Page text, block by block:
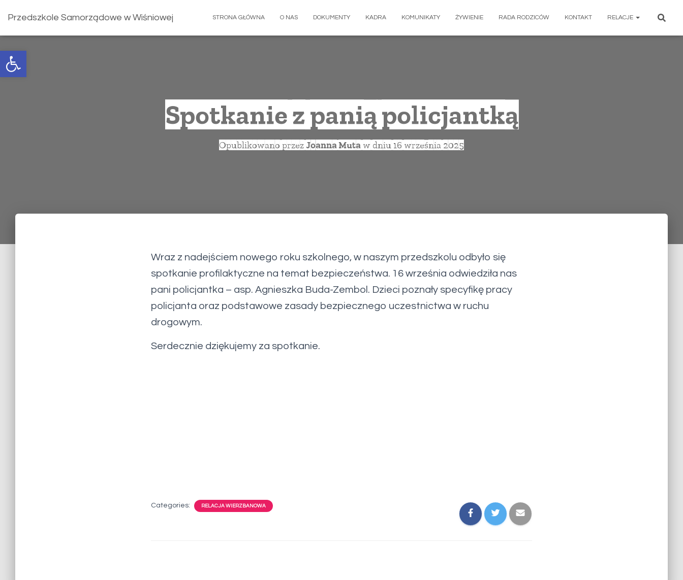
Przedszkole Samorządowe w Wiśniowej STRONA GŁÓWNA O NAS DOKUMENTY KADRA KOMUNIKATY ŻYWIENIE RADA RODZICÓW KONTAKT RELACJE
Spotkanie z panią policjantką
Opublikowano przez Joanna Muta w dniu 16 września 2025
Wraz z nadejściem nowego roku szkolnego, w naszym przedszkolu odbyło się
spotkanie profilaktyczne na temat bezpieczeństwa. 16 września odwiedziła nas
pani policjantka – asp. Agnieszka Buda-Zembol. Dzieci poznały specyfikę pracy
policjanta oraz podstawowe zasady bezpiecznego uczestnictwa w ruchu
drogowym.
Serdecznie dziękujemy za spotkanie.
Categories: RELACJA WIERZBANOWA
Open toolbar